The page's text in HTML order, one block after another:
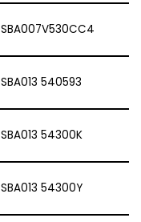
SBA007V530CC4
SBA013 540593
SBA013 54300K
SBA013 54300Y